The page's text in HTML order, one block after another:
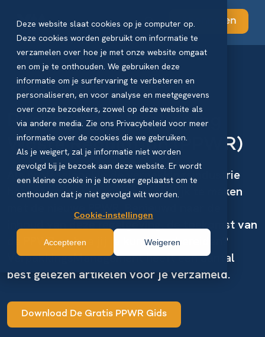
Deze website slaat cookies op je computer op.
Deze cookies worden gebruikt om informatie te
verzamelen over hoe je met onze website omgaat
en om je te onthouden. We gebruiken deze
informatie om je surfervaring te verbeteren en
personaliseren, en voor analyse en meetgegevens
over onze bezoekers, zowel op deze website als
via andere media. Zie ons Privacybeleid voor meer
informatie over de cookies die we gebruiken.
Als je weigert, zal je informatie niet worden
gevolgd bij je bezoek aan deze website. Er wordt
een kleine cookie in je browser geplaatst om te
onthouden dat je niet gevolgd wilt worden.
Cookie-instellingen
Accepteren Weigeren
Abonneren
Packaging & Packaging
Waste Regulation (PPWR)
Als professional in de verpakkingsindustrie
heb- of krijg je zeer waarschijnlijk te maken
inhoud van deze regelgeving, de toekomst van
de PPWR en hoe jij je kunt voorbereiden?
VerpakkingsManagement heeft een aantal
best gelezen artikelen voor je verzameld.
Download De Gratis PPWR Gids